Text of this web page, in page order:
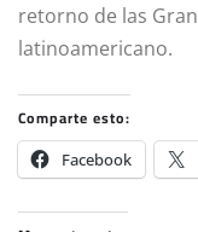
retorno de las
latinoamericano.
Comparte esto:
Facebook